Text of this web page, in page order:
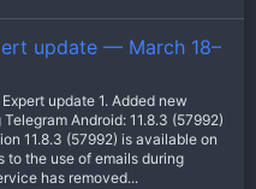
update — March 18–
update 1. Added new
Android: 11.8.3 (57992)
11.8.3 (57992) is available on
to the use of emails during
has removed...